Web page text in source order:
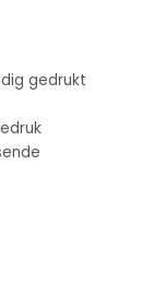
gedrukt